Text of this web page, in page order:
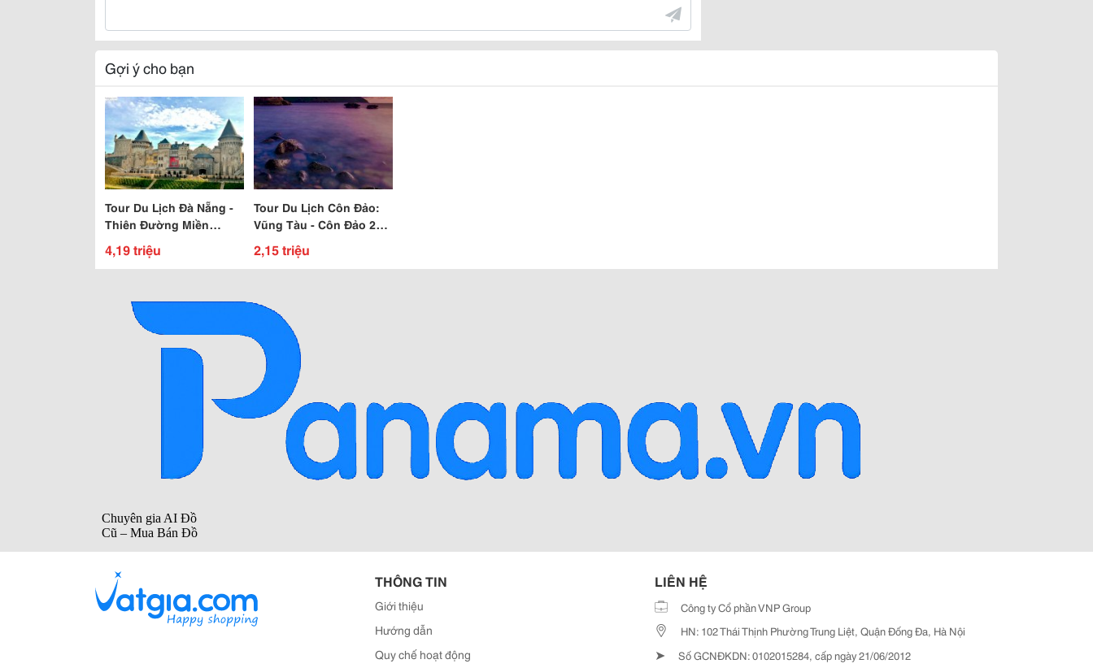
Gợi ý cho bạn
Tour Du Lịch Đà Nẵng -
Thiên Đường Miền
Trung Giá Rẻ Chỉ Từ
4,190,000 Vnd
4,19 triệu
Tour Du Lịch Côn Đảo:
Vũng Tàu - Côn Đảo 2
Ngày 3 Đêm
2,15 triệu
THÔNG TIN
Giới thiệu
Hướng dẫn
Quy chế hoạt động
LIÊN HỆ
Công ty Cổ phần VNP Group
HN: 102 Thái Thịnh Phường Trung Liệt, Quận Đống Đa, Hà Nội
➤ Số GCNĐKDN: 0102015284, cấp ngày 21/06/2012